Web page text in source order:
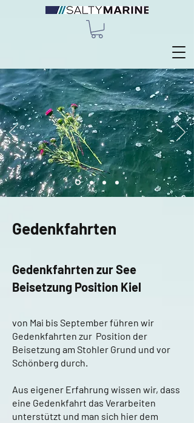
Gedenkfahrten
Gedenkfahrten zur See
Beisetzung Position Kiel
von Mai bis September führen wir
Gedenkfahrten zur Position der
Beisetzung am Stohler Grund und vor
Schönberg durch.
Aus eigener Erfahrung wissen wir, dass
eine Gedenkfahrt das Verarbeiten
unterstützt und man sich hier dem